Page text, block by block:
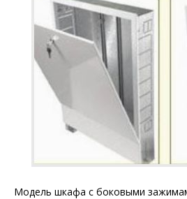
Модель шкафа с боковыми